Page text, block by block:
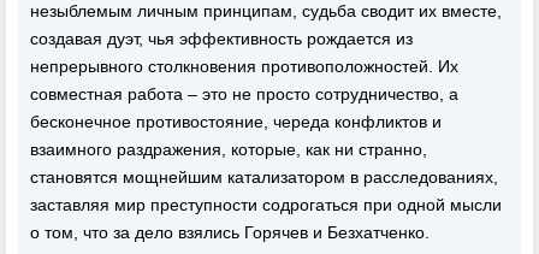
незыблемым личным принципам, судьба сводит их вместе,
создавая дуэт, чья эффективность рождается из
непрерывного столкновения противоположностей. Их
совместная работа – это не просто сотрудничество, а
бесконечное противостояние, череда конфликтов и
взаимного раздражения, которые, как ни странно,
становятся мощнейшим катализатором в расследованиях,
заставляя мир преступности содрогаться при одной мысли
о том, что за дело взялись Горячев и Безхатченко.